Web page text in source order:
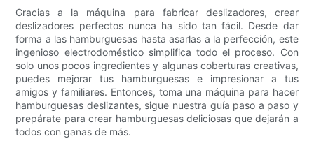
Gracias a la máquina para fabricar deslizadores, crear
deslizadores perfectos nunca ha sido tan fácil. Desde dar
forma a las hamburguesas hasta asarlas a la perfección, este
ingenioso electrodoméstico simplifica todo el proceso. Con
solo unos pocos ingredientes y algunas coberturas creativas,
puedes mejorar tus hamburguesas e impresionar a tus
amigos y familiares. Entonces, toma una máquina para hacer
hamburguesas deslizantes, sigue nuestra guía paso a paso y
prepárate para crear hamburguesas deliciosas que dejarán a
todos con ganas de más.